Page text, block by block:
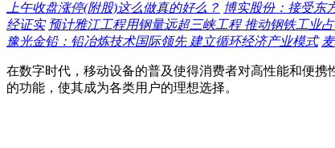
上午收盘涨停(附股)这么做真的好么？ 博实股份：接受东
经证实 预计雅江工程用钢量远超三峡工程 推动钢铁工业
豫光金铅：铅冶炼技术国际领先 建立循环经济产业模式
在数字时代，移动设备的普及使得消费者对高性能和便
的功能，使其成为各类用户的理想选择。